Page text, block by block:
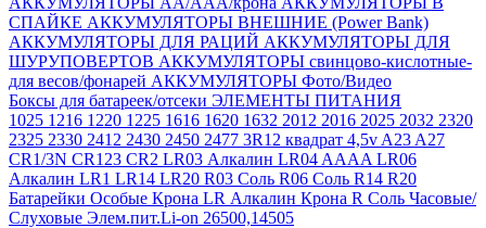
СПАЙКЕ АККУМУЛЯТОРЫ ВНЕШНИЕ (Power Bank)
АККУМУЛЯТОРЫ ДЛЯ РАЦИЙ АККУМУЛЯТОРЫ ДЛЯ
ШУРУПОВЕРТОВ АККУМУЛЯТОРЫ свинцово-кислотные-
для весов/фонарей АККУМУЛЯТОРЫ Фото/Видео
Боксы для батареек/отсеки ЭЛЕМЕНТЫ ПИТАНИЯ
1025 1216 1220 1225 1616 1620 1632 2012 2016 2025 2032 2320
2325 2330 2412 2430 2450 2477 3R12 квадрат 4,5v A23 A27
CR1/3N CR123 CR2 LR03 Алкалин LR04 AAAA LR06
Алкалин LR1 LR14 LR20 R03 Соль R06 Соль R14 R20
Батарейки Особые Крона LR Алкалин Крона R Соль Часовые/
Слуховые Элем.пит.Li-on 26500,14505